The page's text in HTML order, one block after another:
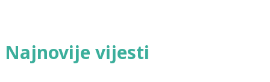
Najnovije vijesti